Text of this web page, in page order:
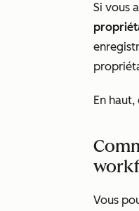
Si vous
En haut,
Vous